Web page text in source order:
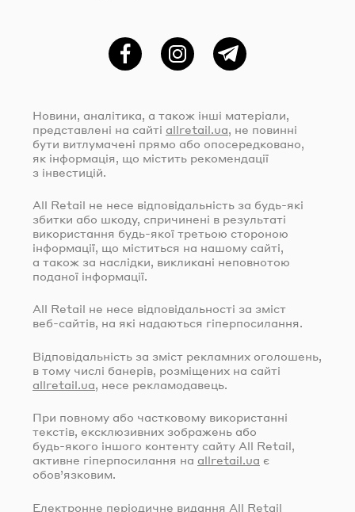
ФейсбукInstagramTelegram
Новини, аналітика, а також інші матеріали,
представлені на сайті allretail.ua, не повинні
бути витлумачені прямо або опосередковано,
як інформація, що містить рекомендації
з інвестицій.
All Retail не несе відповідальність за будь-які
збитки або шкоду, спричинені в результаті
використання будь-якої третьою стороною
інформації, що міститься на нашому сайті,
а також за наслідки, викликані неповнотою
поданої інформації.
All Retail не несе відповідальності за зміст
веб-сайтів, на які надаються гіперпосилання.
Відповідальність за зміст рекламних оголошень,
в тому числі банерів, розміщених на сайті
allretail.ua, несе рекламодавець.
При повному або частковому використанні
текстів, ексклюзивних зображень або
будь-якого іншого контенту сайту All Retail,
активне гіперпосилання на allretail.ua є
обов’язковим.
Електронне періодичне видання All Retail